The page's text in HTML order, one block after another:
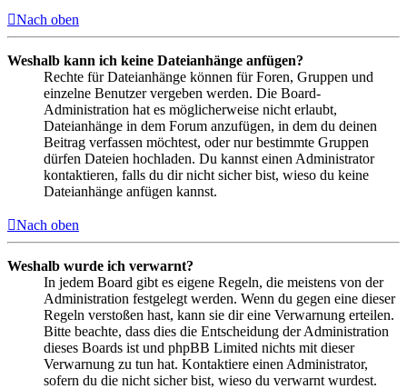
Nach oben
Weshalb kann ich keine Dateianhänge anfügen?
Rechte für Dateianhänge können für Foren, Gruppen und
einzelne Benutzer vergeben werden. Die Board-
Administration hat es möglicherweise nicht erlaubt,
Dateianhänge in dem Forum anzufügen, in dem du deinen
Beitrag verfassen möchtest, oder nur bestimmte Gruppen
dürfen Dateien hochladen. Du kannst einen Administrator
kontaktieren, falls du dir nicht sicher bist, wieso du keine
Dateianhänge anfügen kannst.
Nach oben
Weshalb wurde ich verwarnt?
In jedem Board gibt es eigene Regeln, die meistens von der
Administration festgelegt werden. Wenn du gegen eine dieser
Regeln verstoßen hast, kann sie dir eine Verwarnung erteilen.
Bitte beachte, dass dies die Entscheidung der Administration
dieses Boards ist und phpBB Limited nichts mit dieser
Verwarnung zu tun hat. Kontaktiere einen Administrator,
sofern du die nicht sicher bist, wieso du verwarnt wurdest.